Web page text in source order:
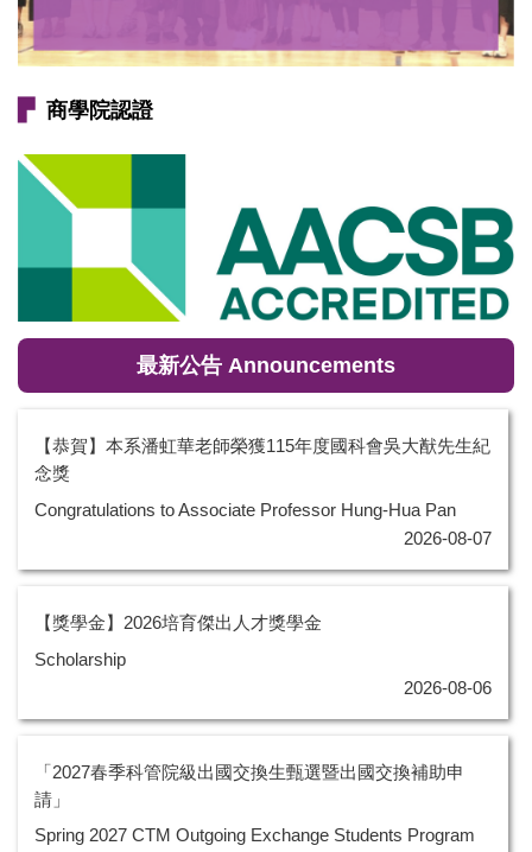
▛ 商學院認證
最新公告 Announcements
【恭賀】本系潘虹華老師榮獲115年度國科會吳大猷先生紀
念獎
Congratulations to Associate Professor Hung-Hua Pan
2026-08-07
【獎學金】2026培育傑出人才獎學金
Scholarship
2026-08-06
「2027春季科管院級出國交換生甄選暨出國交換補助申
請」
Spring 2027 CTM Outgoing Exchange Students Program